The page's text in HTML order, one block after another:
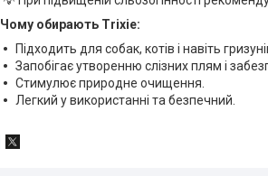
Чому обирають Trixie:
Підходить для собак, котів і навіть
Запобігає утворенню слізних плям і
Стимулює природне очищення.
Легкий у використанні та безпечний.